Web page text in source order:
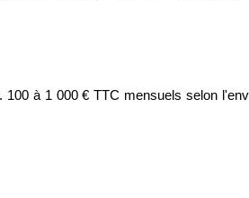
à 1 000 € TTC mensuels selon